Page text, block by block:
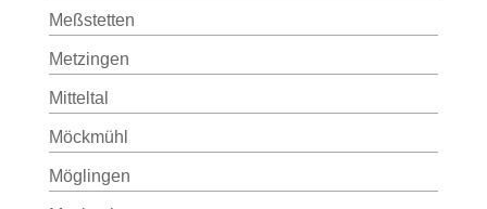
Meßstetten
Metzingen
Mitteltal
Möckmühl
Möglingen